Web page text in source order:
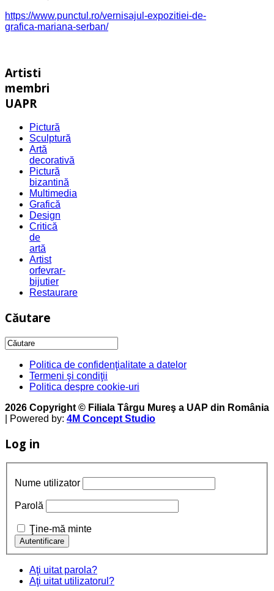
https://www.punctul.ro/vernisajul-expozitiei-de-
grafica-mariana-serban/
Artisti
membri
UAPR
Pictură
Sculptură
Artă
decorativă
Pictură
bizantină
Multimedia
Grafică
Design
Critică
de
artă
Artist
orfevrar-
bijutier
Restaurare
Căutare
Politica de confidenţialitate a datelor
Termeni şi condiţii
Politica despre cookie-uri
2026 Copyright © Filiala Târgu Mureş a UAP din România
| Powered by: 4M Concept Studio
Log in
Nume utilizator
Parolă
Ţine-mă minte
Aţi uitat parola?
Aţi uitat utilizatorul?